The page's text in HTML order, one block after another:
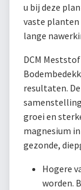
u bij deze
vaste planten
lange
DCM
resultaten.
groei en
magnesium
gezonde,
Hogere
worden.